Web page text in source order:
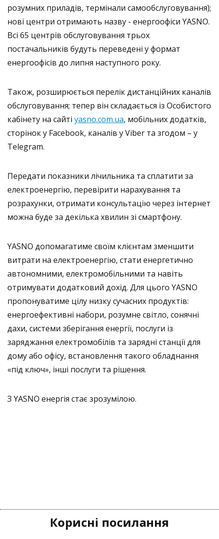
розумних приладів, термінали самообслуговування);
нові центри отримають назву - енергоофіси YASNO.
Всі 65 центрів обслуговування трьох
постачальників будуть переведені у формат
енергоофісів до липня наступного року.
Також, розширюється перелік дистанційних каналів
обслуговування; тепер він складається із Особистого
кабінету на сайті yasno.com.ua, мобільних додатків,
сторінок у Facebook, каналів у Viber та згодом – у
Telegram.
Передати показники лічильника та сплатити за
електроенергію, перевірити нарахування та
розрахунки, отримати консультацію через інтернет
можна буде за декілька хвилин зі смартфону.
YASNO допомагатиме своїм клієнтам зменшити
витрати на електроенергію, стати енергетично
автономними, електромобільними та навіть
отримувати додатковий дохід. Для цього YASNO
пропонуватиме цілу низку сучасних продуктів:
енергоефективні набори, розумне світло, сонячні
дахи, системи зберігання енергії, послуги із
заряджання електромобілів та зарядні станції для
дому або офісу, встановлення такого обладнання
«під ключ», інші послуги та рішення.
З YASNO енергія стає зрозумілою.
Корисні посилання